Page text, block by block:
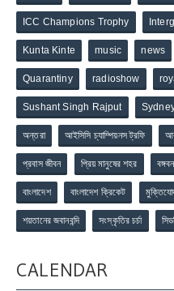
ICC Champions Trophy
Kunta Kinte music news
Quarantiny radioshow
Sushant Singh Rajput
অন্তরা আইসিসি চ্যাম্পিয়নস ট্রফি
প্রবাস জীবন প্রিয় মানুষের শহর
বাংলাদেশ বাংলাদেশ ক্রিকেট
শয়তানের জবানবন্দি সংস্কৃতির চর্চা
CALENDAR